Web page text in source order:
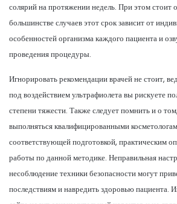
солярий на протяжении недель. При этом стоит
большинстве случаев этот срок зависит от
особенностей организма каждого пациента и
проведения процедуры.
Игнорировать рекомендации врачей не стоит,
под воздействием ультрафиолета вы рискуете
степени тяжести. Также следует помнить и о
выполняться квалифицированными
соответствующей подготовкой, практическим
работы по данной методике. Неправильная
несоблюдение техники безопасности могут
последствиям и навредить здоровью пациента.